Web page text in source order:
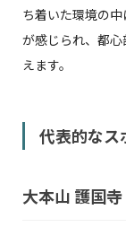
ち着いた環境の
が感じられ、都
えます。
代表的なス
大本山 護国寺